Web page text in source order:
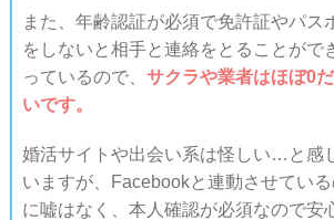
また、年齢認証が必須で免許証やパス
をしないと相手と連絡をとることがで
っているので、 サクラや業者はほぼ0
いです。
婚活サイトや出会い系は怪しい…と感
いますが、Facebookと連動させてい
に嘘はなく、本人確認が必須なので安